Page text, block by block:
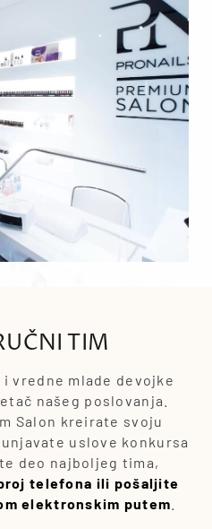
TIM
vredne mlade devojke
našeg poslovanja.
Salon kreirate svoju
uslove konkursa
deo najboljeg tima,
telefona ili pošaljite
elektronskim putem